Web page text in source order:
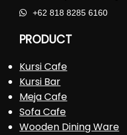
+62 818 8285 6160
PRODUCT
Kursi Cafe
Kursi Bar
Meja Cafe
Sofa Cafe
Wooden Dining Ware